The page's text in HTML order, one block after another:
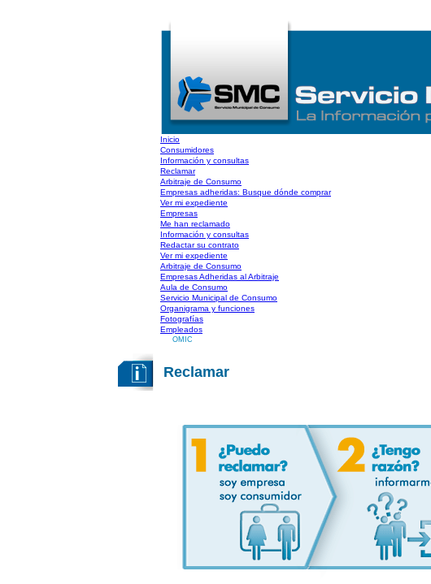
Inicio
Consumidores
Información y consultas
Reclamar
Arbitraje de Consumo
Empresas adheridas: Busque dónde comprar
Ver mi expediente
Empresas
Me han reclamado
Información y consultas
Redactar su contrato
Ver mi expediente
Arbitraje de Consumo
Empresas Adheridas al Arbitraje
Aula de Consumo
Servicio Municipal de Consumo
Organigrama y funciones
Fotografías
Empleados
OMIC
Reclamar